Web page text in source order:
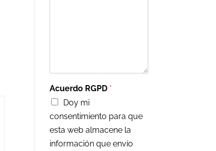
Acuerdo RGPD *
Doy mi
consentimiento para que
esta web almacene la
información que envío